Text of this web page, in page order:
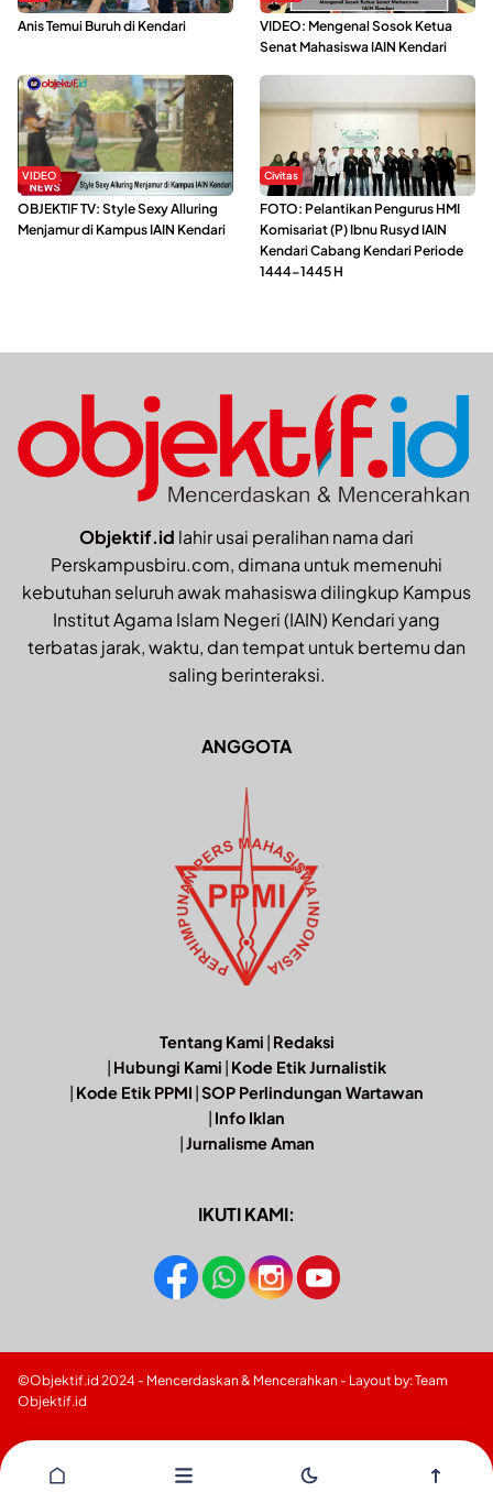
Anis Temui Buruh di Kendari
VIDEO: Mengenal Sosok Ketua
Senat Mahasiswa IAIN Kendari
VIDEO
OBJEKTIF TV: Style Sexy Alluring
Menjamur di Kampus IAIN Kendari
Civitas
FOTO: Pelantikan Pengurus HMI
Komisariat (P) Ibnu Rusyd IAIN
Kendari Cabang Kendari Periode
1444-1445 H
Objektif.id lahir usai peralihan nama dari
Perskampusbiru.com, dimana untuk memenuhi
kebutuhan seluruh awak mahasiswa dilingkup Kampus
Institut Agama Islam Negeri (IAIN) Kendari yang
terbatas jarak, waktu, dan tempat untuk bertemu dan
saling berinteraksi.
ANGGOTA
Tentang Kami | Redaksi
| Hubungi Kami | Kode Etik Jurnalistik
| Kode Etik PPMI |SOP Perlindungan Wartawan
| Info Iklan
|Jurnalisme Aman
IKUTI KAMI:
©Objektif.id 2024 - Mencerdaskan & Mencerahkan - Layout by: Team
Objektif.id